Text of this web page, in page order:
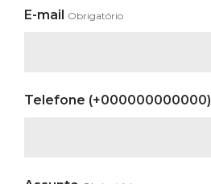
E-mail Obrigatório
Telefone (+000000000000)